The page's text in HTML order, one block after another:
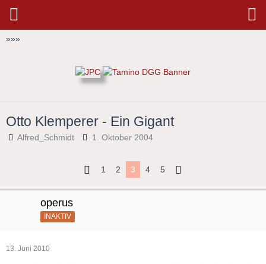
»»»
Otto Klemperer - Ein Gigant
Alfred_Schmidt 1. Oktober 2004
1 2 3 4 5
operus
INAKTIV
13. Juni 2010